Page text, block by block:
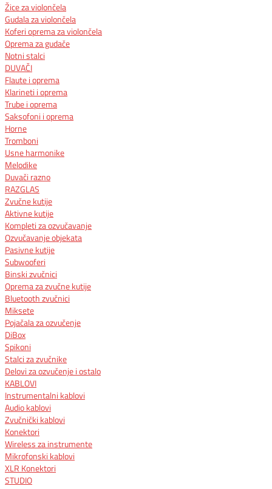
Žice za violončela
Gudala za violončela
Koferi oprema za violončela
Oprema za gudače
Notni stalci
DUVAČI
Flaute i oprema
Klarineti i oprema
Trube i oprema
Saksofoni i oprema
Horne
Tromboni
Usne harmonike
Melodike
Duvači razno
RAZGLAS
Zvučne kutije
Aktivne kutije
Kompleti za ozvučavanje
Ozvučavanje objekata
Pasivne kutije
Subwooferi
Binski zvučnici
Oprema za zvučne kutije
Bluetooth zvučnici
Miksete
Pojačala za ozvučenje
DiBox
Spikoni
Stalci za zvučnike
Delovi za ozvučenje i ostalo
KABLOVI
Instrumentalni kablovi
Audio kablovi
Zvučnički kablovi
Konektori
Wireless za instrumente
Mikrofonski kablovi
XLR Konektori
STUDIO